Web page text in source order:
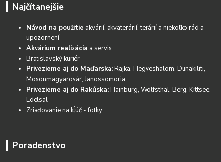
Najčítanejšie
Návod na použitie akvárií, akvaterárií, terárií a niekoľko rád a
upozornení
Akvárium realizácia a servis
Bratislavský kuriér
Privezieme aj do Maďarska:Rajka, Hegyeshalom, Dunakiliti,
Mosonmagyarovár, Janossomoria
Privezieme aj do Rakúska:Hainburg, Wolfsthal, Berg, Kittsee,
Edelsal
Zriaďovanie na kĺúč - fotky
Poradenstvo